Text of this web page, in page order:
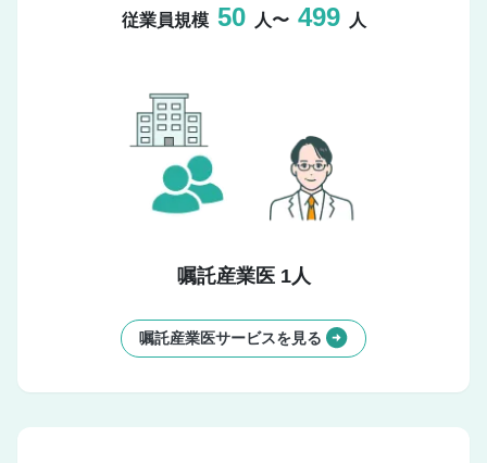
従業員規模 50 人〜 499 人
嘱託産業医 1人
嘱託産業医サービスを見る